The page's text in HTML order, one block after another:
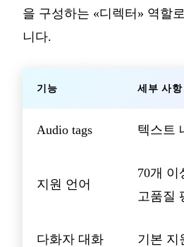
을 구성하는 «디렉터» 역할
니다.
기능 세부 사항
Audio tags 텍스트
지원 언어
70개 이
고품질
다화자 대화 기본 지